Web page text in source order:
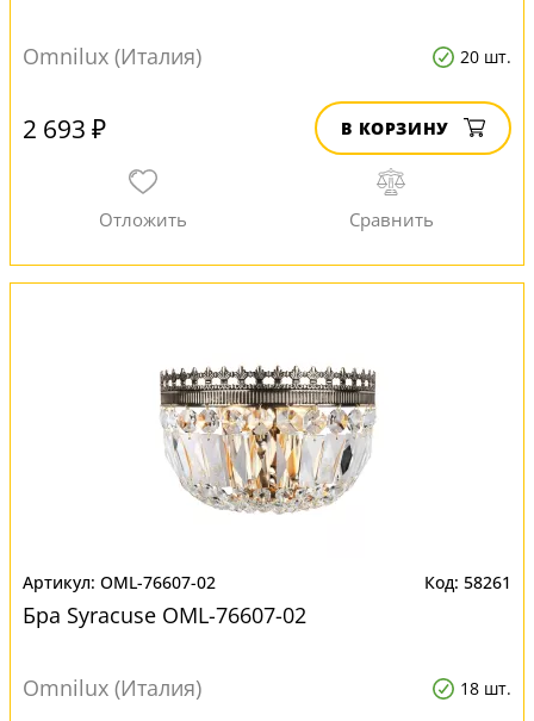
Omnilux (Италия) 20 шт.
2 693 ₽ В КОРЗИНУ
OML-76607-02 58261
Бра Syracuse OML-76607-02
Omnilux (Италия) 18 шт.